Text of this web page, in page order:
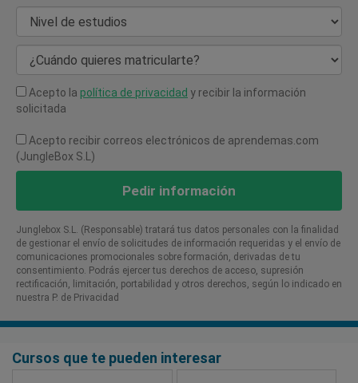
Nivel de estudios
¿Cuándo quieres matricularte?
Acepto la política de privacidad y recibir la información
solicitada
Acepto recibir correos electrónicos de aprendemas.com
(JungleBox S.L)
Pedir información
Junglebox S.L. (Responsable) tratará tus datos personales con la finalidad
de gestionar el envío de solicitudes de información requeridas y el envío de
comunicaciones promocionales sobre formación, derivadas de tu
consentimiento. Podrás ejercer tus derechos de acceso, supresión
rectificación, limitación, portabilidad y otros derechos, según lo indicado en
nuestra P. de Privacidad​
Cursos que te pueden interesar